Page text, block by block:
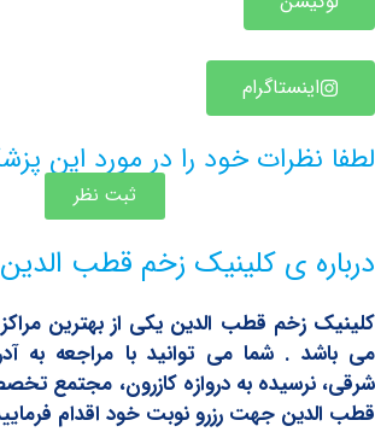
خود را در مورد این پزشک
ثبت نظر
ی کلینیک زخم قطب الدین
زخم قطب الدین یکی از بهترین مراکز
. شما می توانید با مراجعه به آدرس
به دروازه کازرون، مجتمع تخصصی
جهت رزرو نوبت خود اقدام فرمایید .